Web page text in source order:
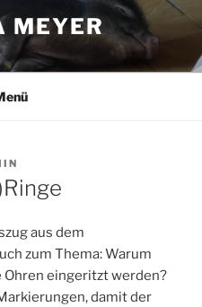
MEYER
aus dem
zum Thema: Warum
eingeritzt werden?
damit der